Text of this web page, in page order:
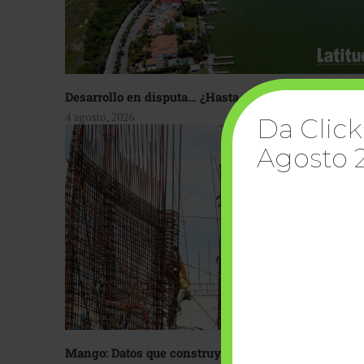
Desarrollo en disputa… ¿Hasta dónde crecer?
4 agosto, 2026
Mango: Datos que construyen confianza
Da
Agosto